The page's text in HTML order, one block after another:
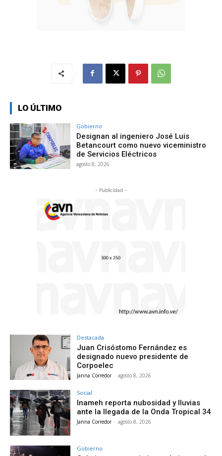
LO ÚLTIMO
Gobierno
Designan al ingeniero José Luis
Betancourt como nuevo viceministro
de Servicios Eléctricos
agosto 8, 2026
- Publicidad -
Destacada
Juan Crisóstomo Fernández es
designado nuevo presidente de
Corpoelec
Janna Corredor - agosto 8, 2026
Social
Inameh reporta nubosidad y lluvias
ante la llegada de la Onda Tropical 34
Janna Corredor - agosto 8, 2026
Gobierno